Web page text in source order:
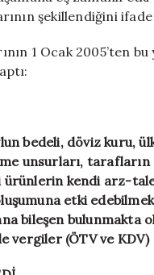
şekillendiğini
1 Ocak 2005’ten
bedeli, döviz kuru,
unsurları, tarafların
ürünlerin kendi arz-
etki
bileşen bulunmakta
vergiler (ÖTV ve